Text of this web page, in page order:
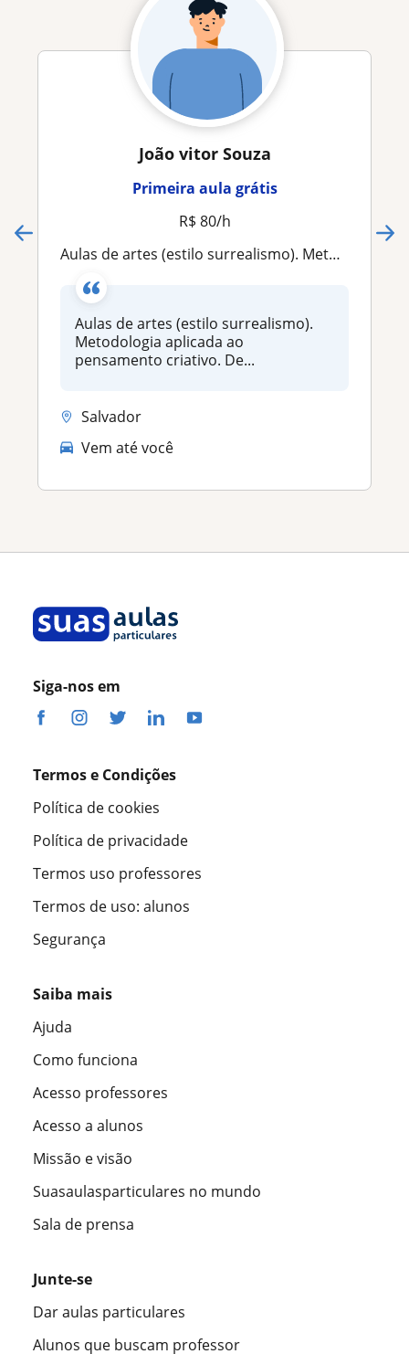
João vitor Souza
Primeira aula grátis
R$ 80/h
Aulas de artes (estilo surrealismo). Metodologia aplicada ao pensamento criativo
Aulas de artes (estilo surrealismo).
Metodologia aplicada ao
pensamento criativo. De...
Salvador
Vem até você
Siga-nos em
Termos e Condições
Política de cookies
Política de privacidade
Termos uso professores
Termos de uso: alunos
Segurança
Saiba mais
Ajuda
Como funciona
Acesso professores
Acesso a alunos
Missão e visão
Suasaulasparticulares no mundo
Sala de prensa
Junte-se
Dar aulas particulares
Alunos que buscam professor